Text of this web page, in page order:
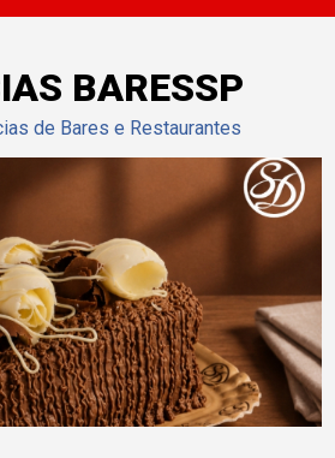
BARESSP
de Bares e Restaurantes